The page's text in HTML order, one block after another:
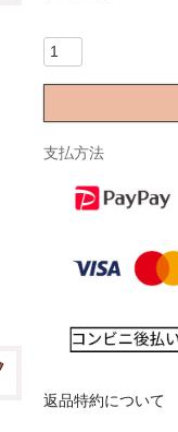
支払方法
返品特約について